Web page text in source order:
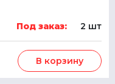
Под заказ: 2 шт
В корзину